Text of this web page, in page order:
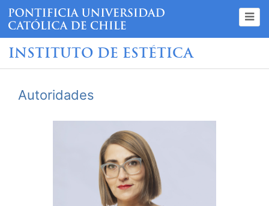
INSTITUTO DE ESTÉTICA
Autoridades